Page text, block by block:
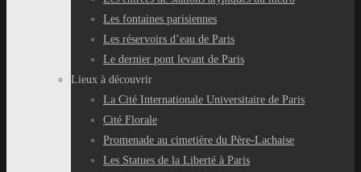
Les fontaines parisiennes
Les réservoirs d’eau de Paris
Le dernier pont levant de Paris
Lieux à découvrir
La Cité Internationale Universitaire de Paris
Cité Florale
Promenade au cimetière du Père-Lachaise
Les Statues de la Liberté à Paris